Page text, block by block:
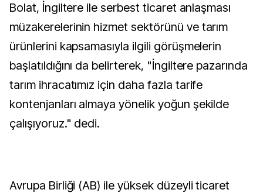
Bolat, İngiltere ile serbest ticaret anlaşması
müzakerelerinin hizmet sektörünü ve tarım
ürünlerini kapsamasıyla ilgili görüşmelerin
başlatıldığını da belirterek, "İngiltere pazarında
tarım ihracatımız için daha fazla tarife
kontenjanları almaya yönelik yoğun şekilde
çalışıyoruz." dedi.
Avrupa Birliği (AB) ile yüksek düzeyli ticaret